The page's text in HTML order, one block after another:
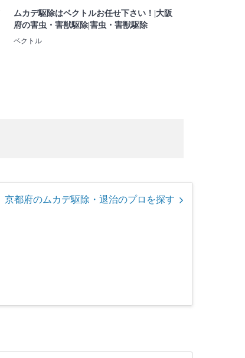
ムカデ駆除はベクトルお任せ下さい！|大阪
府の害虫・害獣駆除|害虫・害獣駆除
ベクトル
京都府のムカデ駆除・退治のプロを探す